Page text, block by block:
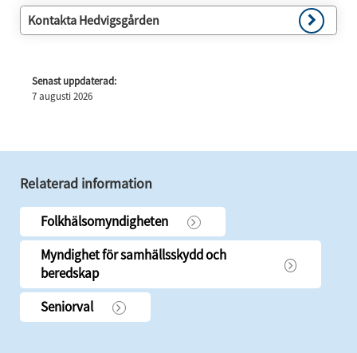
Kontakta Hedvigsgården
Senast uppdaterad:
7 augusti 2026
Relaterad information
Folkhälsomyndigheten
Myndighet för samhällsskydd och
beredskap
Seniorval